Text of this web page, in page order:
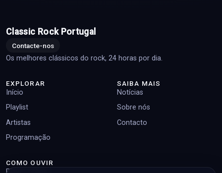
Classic Rock Portugal
Contacte-nos
Os melhores clássicos do rock, 24 horas por dia.
EXPLORAR
Início
Playlist
Artistas
Programação
SAIBA MAIS
Notícias
Sobre nós
Contacto
COMO OUVIR